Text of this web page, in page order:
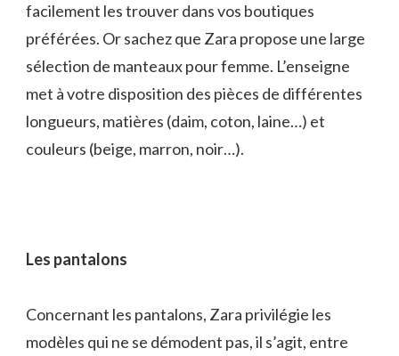
facilement les trouver dans vos boutiques
préférées. Or sachez que Zara propose une large
sélection de manteaux pour femme. L’enseigne
met à votre disposition des pièces de différentes
longueurs, matières (daim, coton, laine…) et
couleurs (beige, marron, noir…).
Les pantalons
Concernant les pantalons, Zara privilégie les
modèles qui ne se démodent pas, il s’agit, entre